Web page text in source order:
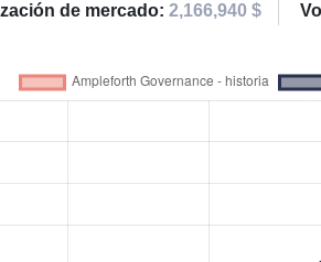
de mercado: 2,166,940 $